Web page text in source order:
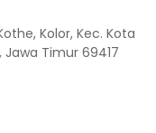
Kolor, Kec. Kota
Timur 69417